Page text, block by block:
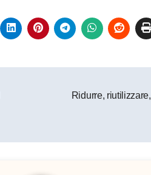
Ridurre,